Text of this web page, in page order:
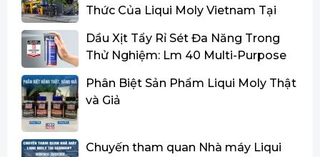
Thức Của Liqui Moly Vietnam Tại
Dầu Xịt Tẩy Rỉ Sét Đa Năng Trong
Thử Nghiệm: Lm 40 Multi-Purpose
Dẫn Đầu Về Tỷ Lệ Hiệu Năng/Giá
Thành
Phân Biệt Sản Phẩm Liqui Moly Thật
và Giả
Chuyến tham quan Nhà máy Liqui